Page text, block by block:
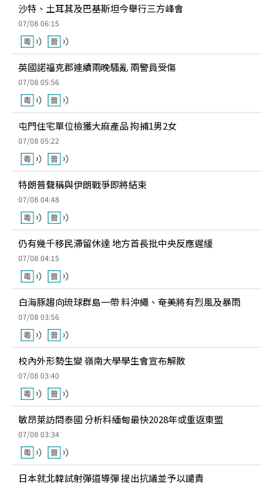
沙特、土耳其及巴基斯坦今舉行三方峰會
07/08 06:15
英國諾福克郡連續兩晚騷亂 兩警員受傷
07/08 05:56
屯門住宅單位檢獲大麻產品 拘捕1男2女
07/08 05:22
特朗普聲稱與伊朗戰爭即將結束
07/08 04:48
仍有幾千移民滯留休達 地方首長批中央反應遲緩
07/08 04:15
白海豚趨向琉球群島一帶 料沖繩、奄美將有烈風及暴雨
07/08 03:56
校內外形勢生變 嶺南大學學生會宣布解散
07/08 03:40
敏昂萊訪問泰國 分析料緬甸最快2028年或重返東盟
07/08 03:34
日本就北韓試射彈道導彈 提出抗議並予以譴責